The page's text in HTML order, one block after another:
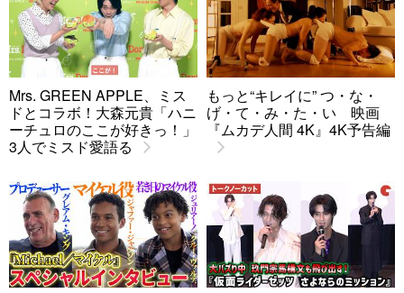
Mrs. GREEN APPLE、ミス
ドとコラボ！大森元貴「ハニ
ーチュロのここが好きっ！」
3人でミスド愛語る
もっと“キレイに” つ・な・
げ・て・み・た・い 映画
『ムカデ人間 4K』4K予告編